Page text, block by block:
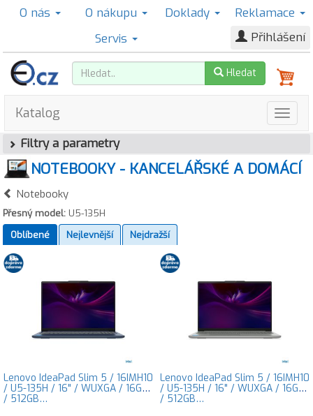
O nás O nákupu Doklady
Reklamace
Servis
Přihlášení
Hledat
Katalog
Filtry a parametry
NOTEBOOKY - KANCELÁŘSKÉ A DOMÁCÍ
Notebooky
Přesný model: U5-135H
Oblíbené
Nejlevnější Nejdražší
Lenovo IdeaPad Slim 5 / 16IMH10
/ U5-135H / 16" / WUXGA / 16GB
/ 512GB…
Lenovo IdeaPad Slim 5 / 16IMH10
/ U5-135H / 16" / WUXGA / 16GB
/ 512GB…